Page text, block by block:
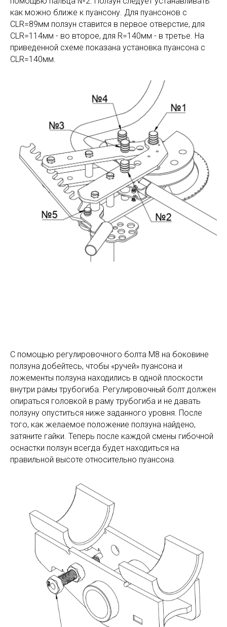
как можно ближе к пуансону. Для пуансонов с
CLR=89мм ползун ставится в первое отверстие, для
CLR=114мм - во второе, для R=140мм - в третье. На
приведенной схеме показана установка пуансона с
CLR=140мм.
С помощью регулировочного болта М8 на боковине
ползуна добейтесь, чтобы «ручей» пуансона и
ложементы ползуна находились в одной плоскости
внутри рамы трубогиба. Регулировочный болт должен
опираться головкой в раму трубогиба и не давать
ползуну опуститься ниже заданного уровня. После
того, как желаемое положение ползуна найдено,
затяните гайки. Теперь после каждой смены гибочной
оснастки ползун всегда будет находиться на
правильной высоте относительно пуансона.